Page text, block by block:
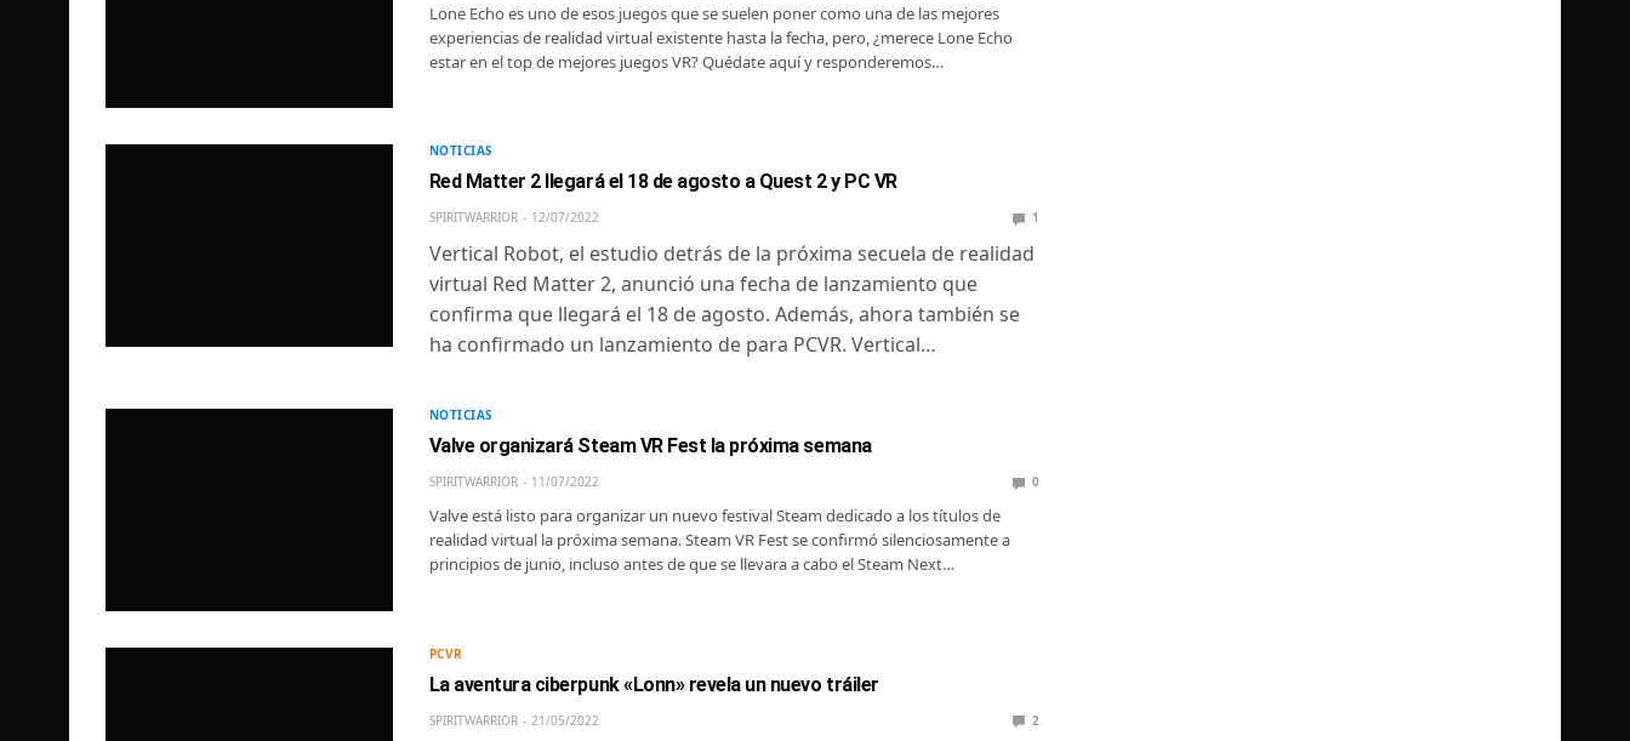
Lone Echo es uno de esos juegos que se suelen poner como una de las mejores
experiencias de realidad virtual existente hasta la fecha, pero, ¿merece Lone Echo
estar en el top de mejores juegos VR? Quédate aquí y responderemos…
NOTICIAS
Red Matter 2 llegará el 18 de agosto a Quest 2 y PC VR
SPIRITWARRIOR 12/07/2022 1
Vertical Robot, el estudio detrás de la próxima secuela de realidad
virtual Red Matter 2, anunció una fecha de lanzamiento que
confirma que llegará el 18 de agosto. Además, ahora también se
ha confirmado un lanzamiento de para PCVR. Vertical…
NOTICIAS
Valve organizará Steam VR Fest la próxima semana
SPIRITWARRIOR 11/07/2022 0
Valve está listo para organizar un nuevo festival Steam dedicado a los títulos de
realidad virtual la próxima semana. Steam VR Fest se confirmó silenciosamente a
principios de junio, incluso antes de que se llevara a cabo el Steam Next…
PCVR
La aventura ciberpunk «Lonn» revela un nuevo tráiler
SPIRITWARRIOR 21/05/2022 2